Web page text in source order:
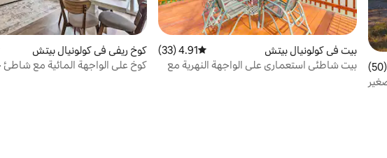
من 5، 50 مراجعات
بيت في كولونيال بيتش متوسط التقييم 4.91 من 5، 33 مراجعات
4.91 (33)
بيت شاطئي استعماري على الواجهة النهرية مع
كوخ ريفي في كولونيال بيتش
كوخ على الواجهة المائية مع